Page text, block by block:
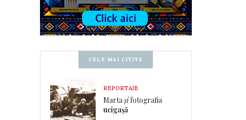
CELE MAI CITITE
REPORTAJE
Martașifotografia
ucigașă